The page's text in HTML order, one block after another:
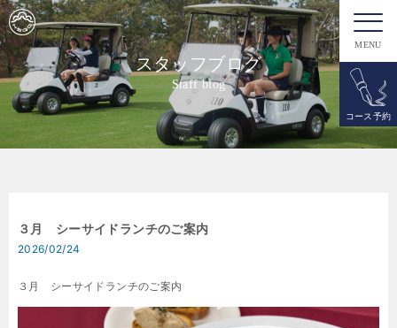
MENU
コース予約
スタッフブログ
Staff blog
３月 シーサイドランチのご案内
2026/02/24
３月 シーサイドランチのご案内